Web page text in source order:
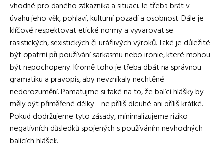
vhodné pro daného zákazníka a situaci. Je třeba brát v
úvahu jeho věk, pohlaví, kulturní pozadí a osobnost. Dále je
klíčové respektovat etické normy a vyvarovat se
rasistických, sexistických či urážlivých výroků. Také je důležité
být opatrní při používání sarkasmu nebo ironie, které mohou
být nepochopeny. Kromě toho je třeba dbát na správnou
gramatiku a pravopis, aby nevznikaly nechtěné
nedorozumění. Pamatujme si také na to, že balící hlášky by
měly být přiměřené délky - ne příliš dlouhé ani příliš krátké.
Pokud dodržujeme tyto zásady, minimalizujeme riziko
negativních důsledků spojených s používáním nevhodných
balících hlášek.